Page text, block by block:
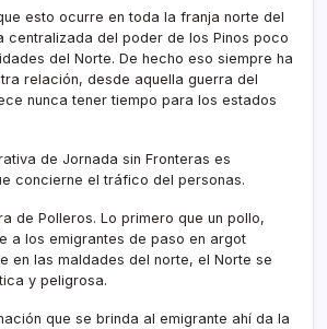
esto ocurre en toda la franja norte del
centralizada del poder de los Pinos poco
del Norte. De hecho eso siempre ha
relación, desde aquella guerra del
nunca tener tiempo para los estados
de Jornada sin Fronteras es
concierne el tráfico del personas.
de Polleros. Lo primero que un pollo,
a los emigrantes de paso en argot
en las maldades del norte, el Norte se
y peligrosa.
que se brinda al emigrante ahí­ da la